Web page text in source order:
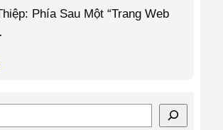
Phía Sau Một “Trang Web